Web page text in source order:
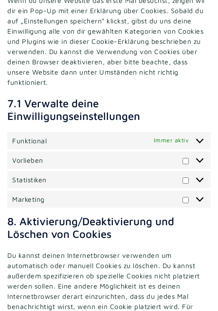
dir ein Pop-Up mit einer Erklärung über Cookies. Sobald du
auf „Einstellungen speichern“ klickst, gibst du uns deine
Einwilligung alle von dir gewählten Kategorien von Cookies
und Plugins wie in dieser Cookie-Erklärung beschrieben zu
verwenden. Du kannst die Verwendung von Cookies über
deinen Browser deaktivieren, aber bitte beachte, dass
unsere Website dann unter Umständen nicht richtig
funktioniert.
7.1 Verwalte deine
Einwilligungseinstellungen
Funktional Immer aktiv
Vorlieben
Statistiken
Marketing
8. Aktivierung/Deaktivierung und
Löschen von Cookies
Du kannst deinen Internetbrowser verwenden um
automatisch oder manuell Cookies zu löschen. Du kannst
außerdem spezifizieren ob spezielle Cookies nicht platziert
werden sollen. Eine andere Möglichkeit ist es deinen
Internetbrowser derart einzurichten, dass du jedes Mal
benachrichtigt wirst, wenn ein Cookie platziert wird. Für